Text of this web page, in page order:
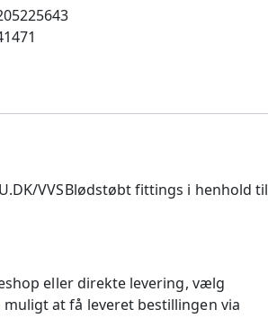
VVSBlødstøbt fittings i henhold til
eller direkte levering, vælg
at få leveret bestillingen via